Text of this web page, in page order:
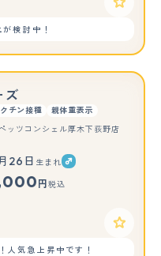
が検討中！
ズ
チン接種 親体重表示
もっと見る
ッツコンシェル厚木下荻野店
26日 生まれ
円 税込
人気急上昇中です！